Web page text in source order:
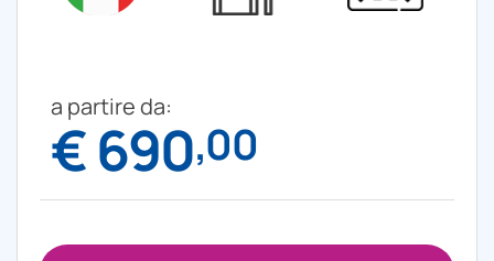
a partire da:
€ 690,00